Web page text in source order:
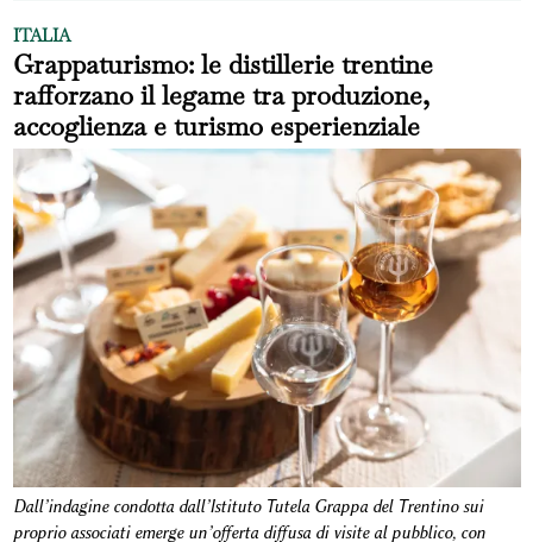
ITALIA
Grappaturismo: le distillerie trentine
rafforzano il legame tra produzione,
accoglienza e turismo esperienziale
Dall’indagine condotta dall’Istituto Tutela Grappa del Trentino sui
proprio associati emerge un’offerta diffusa di visite al pubblico, con